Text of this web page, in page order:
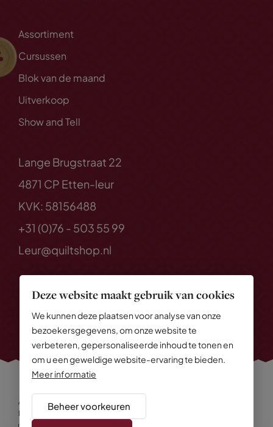
Deze website maakt gebruik van cookies
We kunnen deze plaatsen voor analyse van onze
bezoekersgegevens, om onze website te
verbeteren, gepersonaliseerde inhoud te tonen en
om u een geweldige website-ervaring te bieden.
Meer informatie
Beheer voorkeuren
Assortiment
Cursussen
Blok van de maand
Uitverkoop
Show and Tell
Lange Brugstraat 22
4871 CP Etten-leur
KVK: 58156488
+31 (0)76 - 503 55 99
Leur@quiltshop.nl
Alle rechten voorbehouden
Privacy Policy
Algemene voorwaarden